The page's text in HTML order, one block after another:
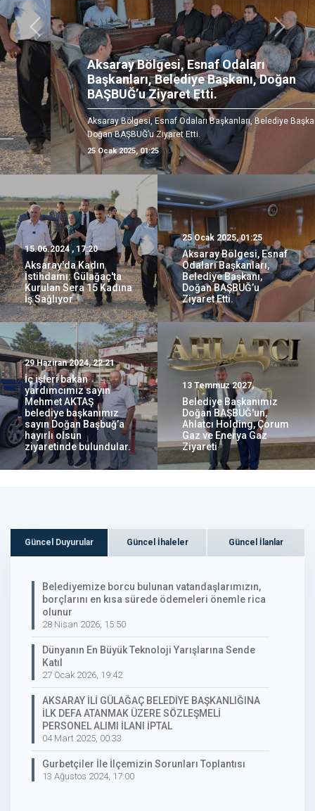
Aksaray Bölgesi, Esnaf Odaları
Başkanları, Belediye Başkanı, Doğan
BAŞBUĞ’u Ziyaret Etti.
Aksaray Bölgesi, Esnaf Odaları Başkanları, Belediye Başkanı,
Doğan BAŞBUĞ’u Ziyaret Etti.
25 Ocak 2025, 01:25
Önceki Sonraki
15.06.2024 , 17:20
Aksaray'da Kadın
İstihdamı: Gülağaç'ta
Kurulan Sera 15 Kadına
İş Sağlıyor
25 Ocak 2025, 01:25
Aksaray Bölgesi, Esnaf
Odaları Başkanları,
Belediye Başkanı,
Doğan BAŞBUĞ’u
Ziyaret Etti.
29 Haziran 2024, 22:21
İç işleri bakan
yardımcımız sayın
Mehmet AKTAŞ
belediye başkanımız
sayın Doğan Başbuğ’a
hayırlı olsun
ziyaretinde bulundular.
13 Temmuz 2027,
Belediye Başkanımız
Doğan BAŞBUĞ'un,
Ahlatcı Holding, Çorum
Gaz ve Enerya Gaz
Ziyareti
Güncel Duyurular Güncel İhaleler Güncel İlanlar
Belediyemize borcu bulunan vatandaşlarımızın,
borçlarını en kısa sürede ödemeleri önemle rica
olunur
28 Nisan 2026, 15:50
Dünyanın En Büyük Teknoloji Yarışlarına Sende
Katıl
27 Ocak 2026, 19:42
AKSARAY İLİ GÜLAĞAÇ BELEDİYE BAŞKANLIĞINA
İLK DEFA ATANMAK ÜZERE SÖZLEŞMELİ
PERSONEL ALIMI İLANI İPTAL
04 Mart 2025, 00:33
Gurbetçiler İle İlçemizin Sorunları Toplantısı
13 Ağustos 2024, 17:00